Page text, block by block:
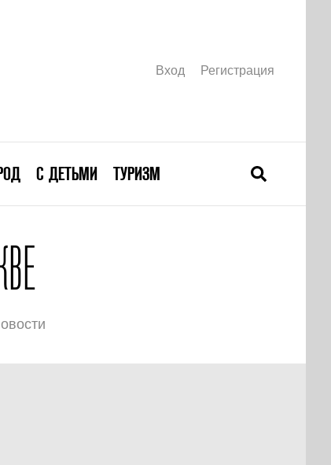
Вход Регистрация
С ДЕТЬМИ ТУРИЗМ